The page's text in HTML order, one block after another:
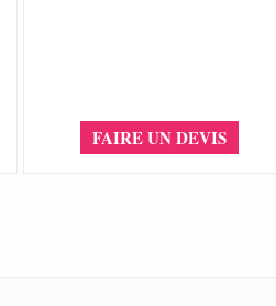
FAIRE UN DEVIS